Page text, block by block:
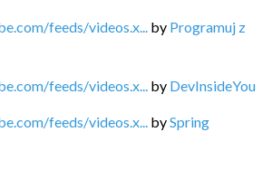
feeds/videos.x... by Programuj z
feeds/videos.x... by DevInsideYou
feeds/videos.x... bySpring